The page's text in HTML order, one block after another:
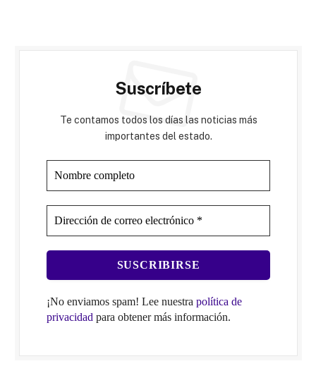
Suscríbete
Te contamos todos los días las noticias más
importantes del estado.
¡No enviamos spam! Lee nuestra política de
privacidad para obtener más información.